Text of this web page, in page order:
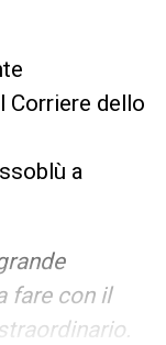
Corriere dello
a
fare con il